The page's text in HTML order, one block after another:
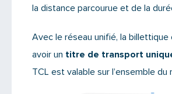
la distance parcourue et de la
Avec le réseau unifié, la billettique
avoir un titre de transport
TCL est valable sur l’ensemble du